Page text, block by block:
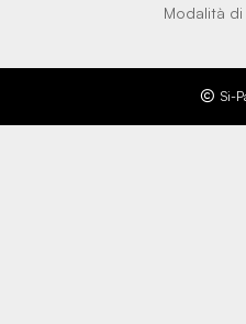
Modalità
Si-